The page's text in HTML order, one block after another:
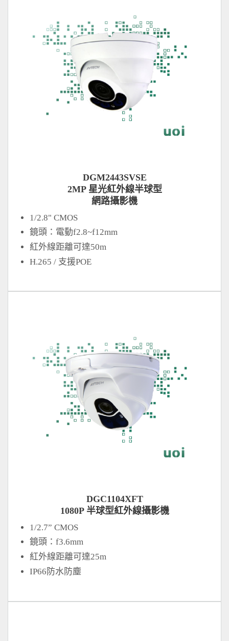
DGM2443SVSE
2MP 星光紅外線半球型
網路攝影機
1/2.8" CMOS
鏡頭：電動f2.8~f12mm
紅外線距離可達50m
H.265 / 支援POE
DGC1104XFT
1080P 半球型紅外線攝影機
1/2.7” CMOS
鏡頭：f3.6mm
紅外線距離可達25m
IP66防水防塵